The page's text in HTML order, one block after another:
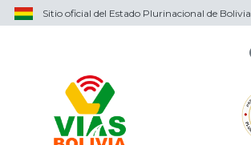
Sitio oficial del Estado Plurinacional de Bolivia